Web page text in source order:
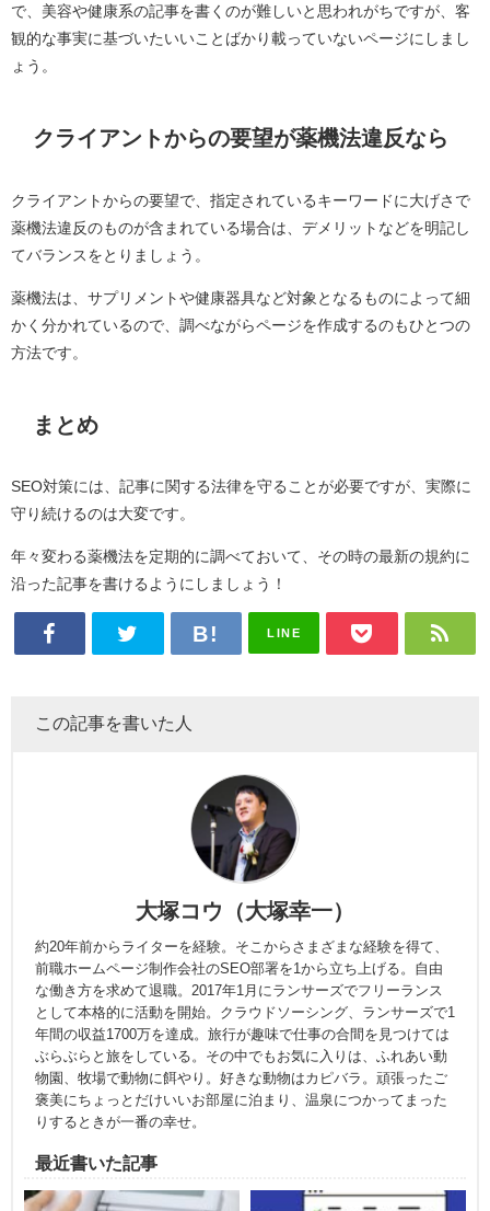
で、美容や健康系の記事を書くのが難しいと思われがちですが、客
観的な事実に基づいたいいことばかり載っていないページにしまし
ょう。
クライアントからの要望が薬機法違反なら
クライアントからの要望で、指定されているキーワードに大げさで
薬機法違反のものが含まれている場合は、デメリットなどを明記し
てバランスをとりましょう。
薬機法は、サプリメントや健康器具など対象となるものによって細
かく分かれているので、調べながらページを作成するのもひとつの
方法です。
まとめ
SEO対策には、記事に関する法律を守ることが必要ですが、実際に
守り続けるのは大変です。
年々変わる薬機法を定期的に調べておいて、その時の最新の規約に
沿った記事を書けるようにしましょう！
LINE
この記事を書いた人
大塚コウ（大塚幸一）
約20年前からライターを経験。そこからさまざまな経験を得て、
前職ホームページ制作会社のSEO部署を1から立ち上げる。自由
な働き方を求めて退職。2017年1月にランサーズでフリーランス
として本格的に活動を開始。クラウドソーシング、ランサーズで1
年間の収益1700万を達成。旅行が趣味で仕事の合間を見つけては
ぶらぶらと旅をしている。その中でもお気に入りは、ふれあい動
物園、牧場で動物に餌やり。好きな動物はカピバラ。頑張ったご
褒美にちょっとだけいいお部屋に泊まり、温泉につかってまった
りするときが一番の幸せ。
最近書いた記事